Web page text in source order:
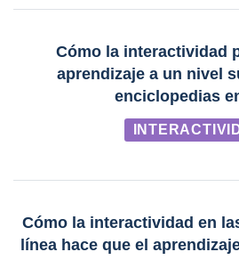
Cómo la interactividad
aprendizaje a un nivel
enciclopedias
Cómo la interactividad en
línea hace que el